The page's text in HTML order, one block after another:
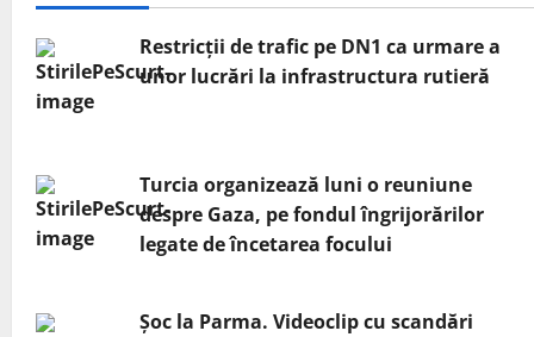
Restricții de trafic pe DN1 ca urmare a
unor lucrări la infrastructura rutieră
Turcia organizează luni o reuniune
despre Gaza, pe fondul îngrijorărilor
legate de încetarea focului
Șoc la Parma. Videoclip cu scandări